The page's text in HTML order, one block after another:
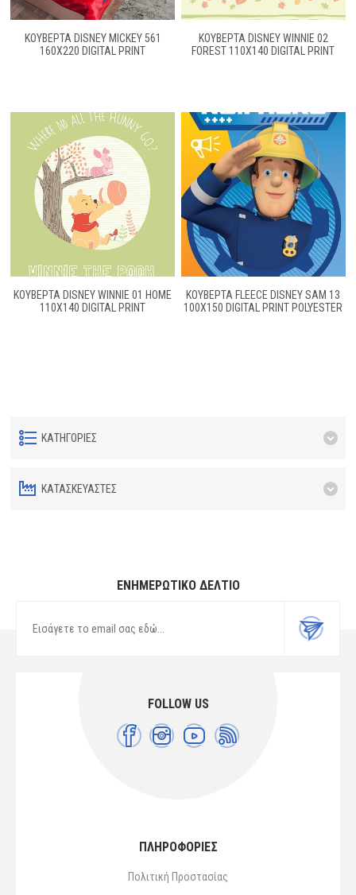
ΚΟΥΒΕΡΤΑ DISNEY MICKEY 561
160X220 DIGITAL PRINT
ΚΟΥΒΕΡΤΑ DISNEY WINNIE 02
FOREST 110Χ140 DIGITAL PRINT
ΚΟΥΒΕΡΤΑ DISNEY WINNIE 01 HOME
110Χ140 DIGITAL PRINT
ΚΟΥΒΕΡΤΑ FLEECE DISNEY SAM 13
100Χ150 DIGITAL PRINT POLYESTER
ΚΑΤΗΓΟΡΊΕΣ
ΚΑΤΑΣΚΕΥΑΣΤΈΣ
ΕΝΗΜΕΡΩΤΙΚΌ ΔΕΛΤΊΟ
FOLLOW US
ΠΛΗΡΟΦΟΡΙΕΣ
Πολιτική Προστασίας